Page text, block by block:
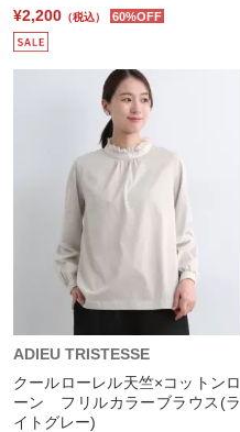
¥2,200 （税込） 60%OFF
ADIEU TRISTESSE
クールローレル天竺×コットンロ
ーン フリルカラーブラウス(ラ
イトグレー)